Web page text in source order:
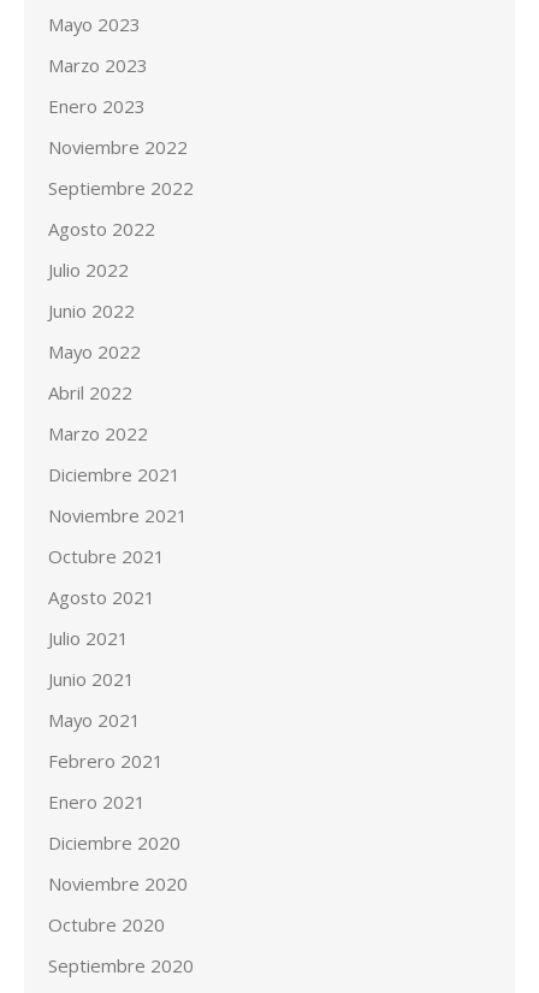
Mayo 2023
Marzo 2023
Enero 2023
Noviembre 2022
Septiembre 2022
Agosto 2022
Julio 2022
Junio 2022
Mayo 2022
Abril 2022
Marzo 2022
Diciembre 2021
Noviembre 2021
Octubre 2021
Agosto 2021
Julio 2021
Junio 2021
Mayo 2021
Febrero 2021
Enero 2021
Diciembre 2020
Noviembre 2020
Octubre 2020
Septiembre 2020